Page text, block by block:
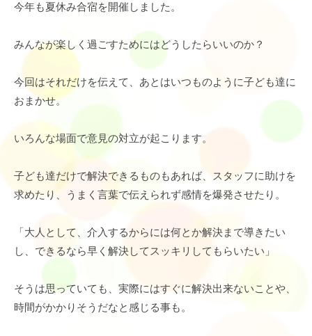
今年も夏休み合宿を開催しました。
みんなが楽しく過ごすためにはどうしたらいいのか？
今回はそれだけを伝えて、あとはいつものように子ども達に
おまかせ。
いろんな場面で意見の対立が起こります。
子ども達だけで解決できるものもあれば、スタッフに助けを
求めたり、うまく言葉で伝えられず感情を爆発させたり。
「大人として、介入するからには何とか解決まで導きたい
し、できるなら早く解決してスッキリしてもらいたい」
そうは思っていても、実際にはすぐに解決出来ないことや、
時間がかかりそうだなと感じる事も。